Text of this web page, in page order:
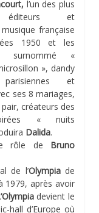
l’un des plus
éditeurs et
française
1950 et les
surnommé «
», dandy
et
ses 8 mariages,
créateurs des
« nuits
Dalida.
rôle de Bruno
de l’Olympiade
1979, après avoir
devient le
hall d’Europe où